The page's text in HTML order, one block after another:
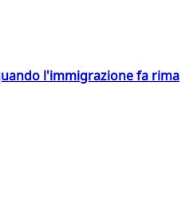
l'immigrazione fa rima